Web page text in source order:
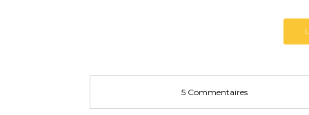
5 Commentaires